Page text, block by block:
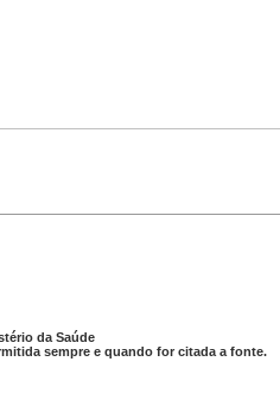
da Saúde
sempre e quando for citada a fonte.